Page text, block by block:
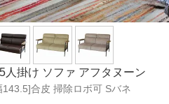
143.5]合皮 掃除ロボ可 Sバネ
人掛け ソファ アフタヌーン